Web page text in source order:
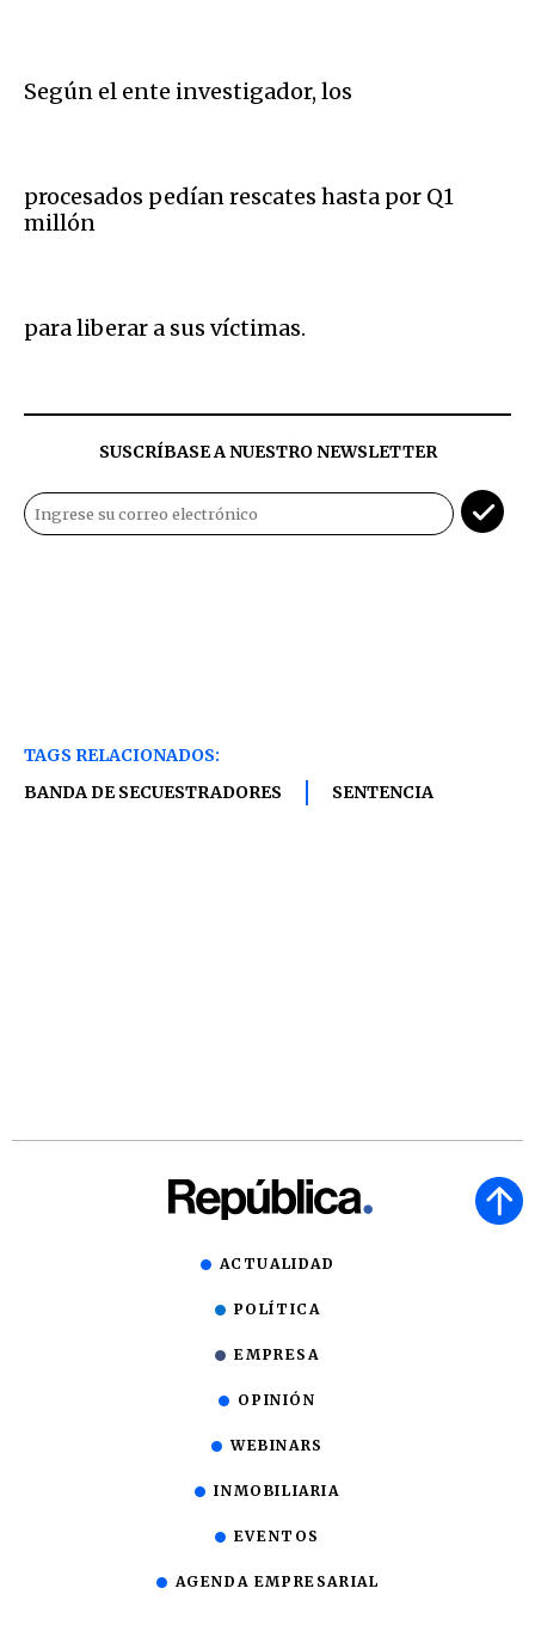
Según el ente investigador, los
procesados pedían rescates hasta por Q1
millón
para liberar a sus víctimas.
SUSCRÍBASE A NUESTRO NEWSLETTER
TAGS RELACIONADOS:
BANDA DE SECUESTRADORES
SENTENCIA
ACTUALIDAD
POLÍTICA
EMPRESA
OPINIÓN
WEBINARS
INMOBILIARIA
EVENTOS
AGENDA EMPRESARIAL